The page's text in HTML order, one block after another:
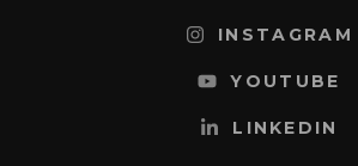
INSTAGRAM
YOUTUBE
LINKEDIN